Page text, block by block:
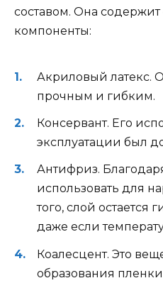
составом. Она
компоненты:
Акриловый латекс.
прочным и гибким.
Консервант. Его
эксплуатации был
Антифриз.
использовать для
того, слой остается
даже если
Коалесцент. Это
образования